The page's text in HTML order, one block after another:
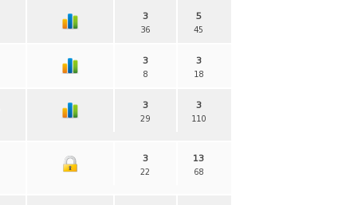
3
36
5
45
3
8
3
18
3
29
3
110
3
22
13
68